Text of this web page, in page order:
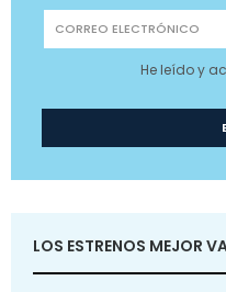
He leído y
LOS ESTRENOS MEJOR